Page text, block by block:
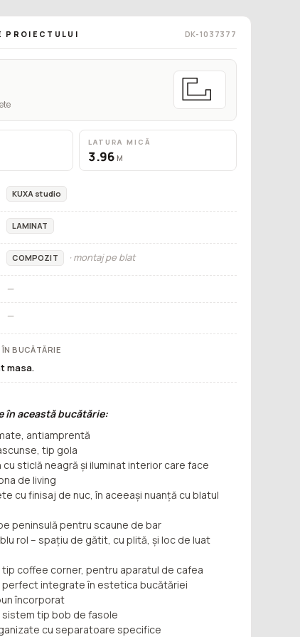
PROIECTULUI DK-1037377
LATURA MICĂ
3.96 M
KUXA studio
LAMINAT
COMPOZIT · montaj pe blat
—
—
ÎN BUCĂTĂRIE
masa.
în această bucătărie:
antiamprentă
tip gola
sticlă neagră și iluminat interior care face
de living
cu finisaj de nuc, în aceeași nuanță cu blatul
peninsulă pentru scaune de bar
rol – spațiu de gătit, cu plită, și loc de luat
coffee corner, pentru aparatul de cafea
perfect integrate în estetica bucătăriei
încorporat
tip bob de fasole
cu separatoare specifice